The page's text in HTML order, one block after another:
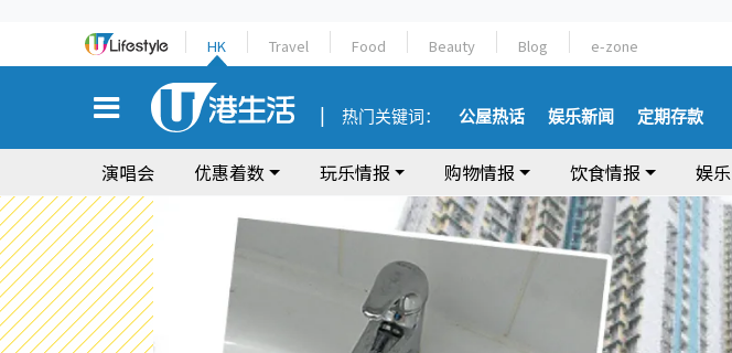
HK Travel Food Beauty Blog e-zone
热门关键词： 公屋热话 娱乐新闻 定期存款
演唱会 优惠着数 玩乐情报 购物情报 饮食情报 娱乐